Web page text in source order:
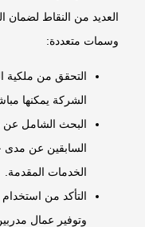
العديد من النقاط لضمان
وسمات متعددة:
التحقق من ملكية
الشركة يمكنها
البحث الشامل عن
السابقين عن مدى
الخدمات المقدمة.
التأكد من استخدام
وتوفير عمال مدربين